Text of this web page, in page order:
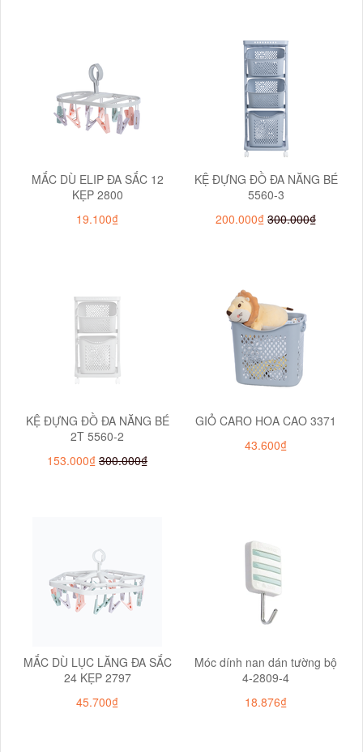
MẮC DÙ ELIP ĐA SẮC 12
KẸP 2800
19.100₫
KỆ ĐỰNG ĐỒ ĐA NĂNG BÉ
5560-3
200.000₫ 300.000₫
KỆ ĐỰNG ĐỒ ĐA NĂNG BÉ
2T 5560-2
153.000₫ 300.000₫
GIỎ CARO HOA CAO 3371
43.600₫
MẮC DÙ LỤC LĂNG ĐA SẮC
24 KẸP 2797
45.700₫
Móc dính nan dán tường bộ
4-2809-4
18.876₫